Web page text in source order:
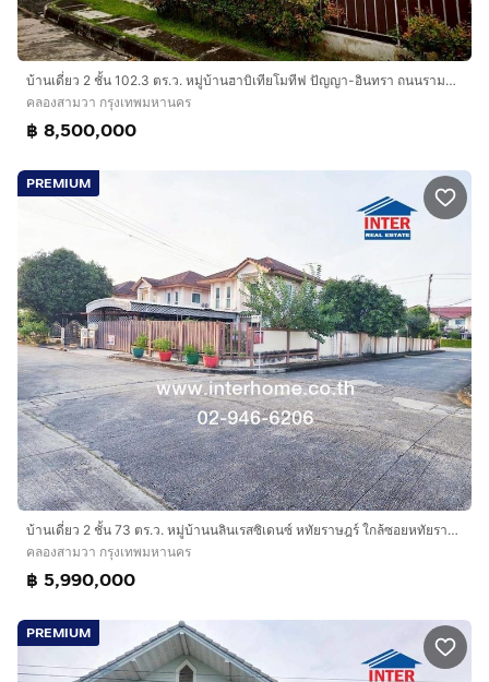
บ้านเดี่ยว 2 ชั้น 102.3 ตร.ว. หมู่บ้านฮาบิเทียโมทีฟ ปัญญา-อินทรา ถนนรามอินทรา ถนนปัญญาอินทรา เขตคลองสามวา กรุงเทพมหานคร
คลองสามวา กรุงเทพมหานคร
฿ 8,500,000
PREMIUM
บ้านเดี่ยว 2 ชั้น 73 ตร.ว. หมู่บ้านนลินเรสซิเดนซ์ หทัยราษฎร์ ใกล้ซอยหทัยราษฏร์29-1 ถนนรามอินทรา ถนนหทัยราษฎร์ เขตคลองสามวา กรุงเทพมหานคร
คลองสามวา กรุงเทพมหานคร
฿ 5,990,000
PREMIUM